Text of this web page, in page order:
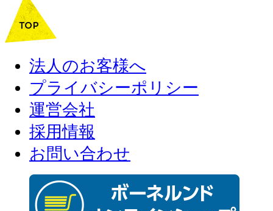
法人のお客様へ
プライバシーポリシー
運営会社
採用情報
お問い合わせ